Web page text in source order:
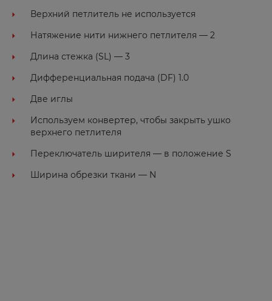
Верхний петлитель не используется
Натяжение нити нижнего петлителя — 2
Длина стежка (SL) — 3
Дифференциальная подача (DF) 1.0
Две иглы
Используем конвертер, чтобы закрыть ушко
верхнего петлителя
Переключатель ширителя — в положение S
Ширина обрезки ткани — N